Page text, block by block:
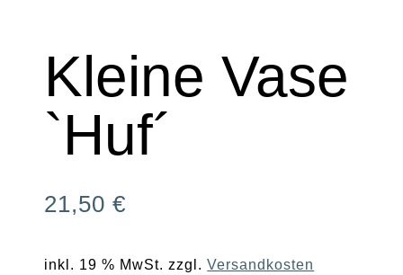
Kleine Vase
`Huf´
21,50€
inkl. 19 % MwSt. zzgl.Versandkosten